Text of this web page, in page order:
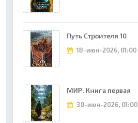
Путь Строителя 10
18-июн-2026, 01:00
МИР. Книга первая
30-июн-2026, 01:00